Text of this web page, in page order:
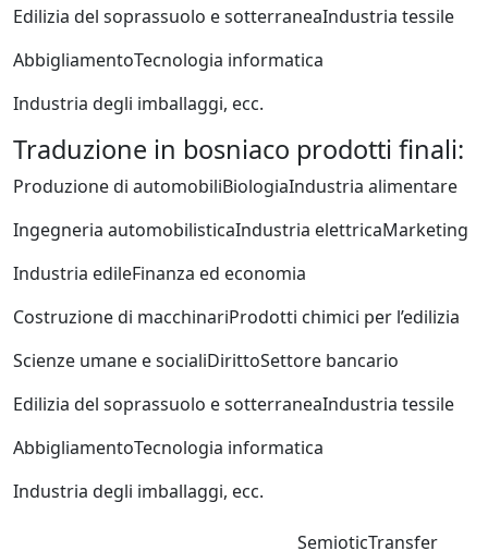
Edilizia del soprassuolo e sotterraneaIndustria tessile
AbbigliamentoTecnologia informatica
Industria degli imballaggi, ecc.
Traduzione in bosniaco prodotti finali:
Produzione di automobiliBiologiaIndustria alimentare
Ingegneria automobilisticaIndustria elettricaMarketing
Industria edileFinanza ed economia
Costruzione di macchinariProdotti chimici per l’edilizia
Scienze umane e socialiDirittoSettore bancario
Edilizia del soprassuolo e sotterraneaIndustria tessile
AbbigliamentoTecnologia informatica
Industria degli imballaggi, ecc.
SemioticTransfer